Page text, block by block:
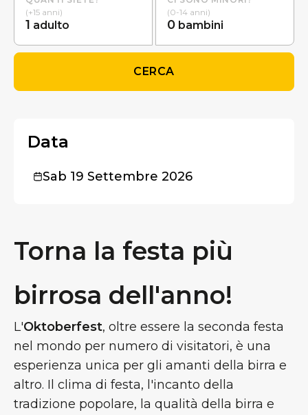
(+15 anni)
1 adulto
(0-14 anni)
0 bambini
CERCA
Torna la festa più
birrosa dell'anno!
L'Oktoberfest, oltre essere la seconda festa
nel mondo per numero di visitatori, è una
esperienza unica per gli amanti della birra e
altro. Il clima di festa, l'incanto della
tradizione popolare, la qualità della birra e
Data
Sab 19 Settembre 2026